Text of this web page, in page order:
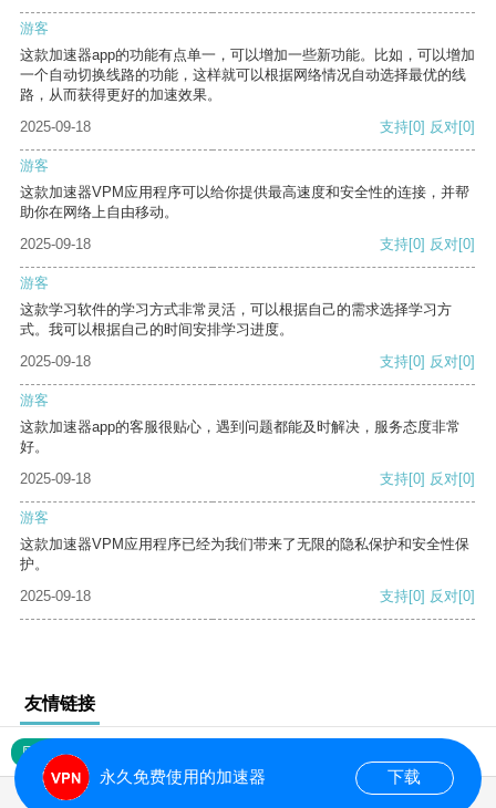
游客
这款加速器app的功能有点单一，可以增加一些新功能。比如，可以增加
一个自动切换线路的功能，这样就可以根据网络情况自动选择最优的线
路，从而获得更好的加速效果。
2025-09-18
支持[0] 反对[0]
游客
这款加速器VPM应用程序可以给你提供最高速度和安全性的连接，并帮
助你在网络上自由移动。
2025-09-18
支持[0] 反对[0]
游客
这款学习软件的学习方式非常灵活，可以根据自己的需求选择学习方
式。我可以根据自己的时间安排学习进度。
2025-09-18
支持[0] 反对[0]
游客
这款加速器app的客服很贴心，遇到问题都能及时解决，服务态度非常
好。
2025-09-18
支持[0] 反对[0]
游客
这款加速器VPM应用程序已经为我们带来了无限的隐私保护和安全性保
护。
2025-09-18
支持[0] 反对[0]
友情链接
网站地图
永久免费使用的加速器 下载